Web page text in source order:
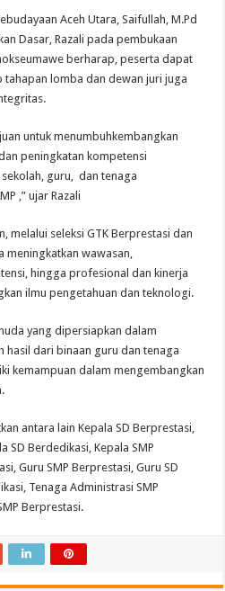
Aceh Utara, Saifullah, M.Pd
Dasar, Razali pada pembukaan
berharap, peserta dapat
tahapan lomba dan dewan juri juga
untuk menumbuhkembangkan
peningkatan kompetensi
guru, dan tenaga
,” ujar Razali
melalui seleksi GTK Berprestasi dan
meningkatkan wawasan,
hingga profesional dan kinerja
ilmu pengetahuan dan teknologi.
yang dipersiapkan dalam
hasil dari binaan guru dan tenaga
kemampuan dalam mengembangkan
antara lain Kepala SD Berprestasi,
SD Berdedikasi, Kepala SMP
Guru SMP Berprestasi, Guru SD
Tenaga Administrasi SMP
Berprestasi.